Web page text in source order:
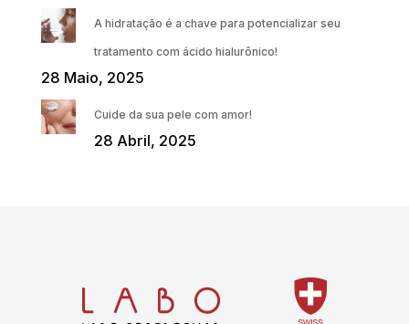
A hidratação é a chave para potencializar seu
tratamento com ácido hialurônico!
28 Maio, 2025
Cuide da sua pele com amor!
28 Abril, 2025